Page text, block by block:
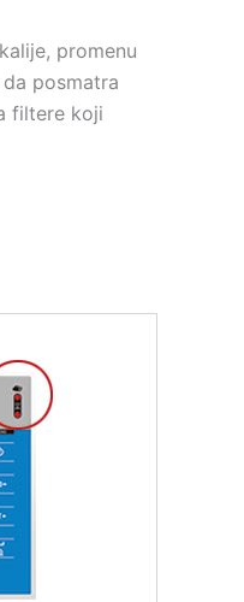
promenu
posmatra
filtere koji